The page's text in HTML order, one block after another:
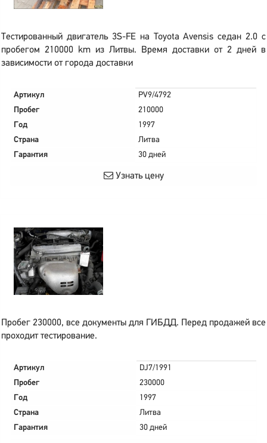
Тестированный двигатель 3S-FE на Toyota Avensis седан 2.0 с
пробегом 210000 km из Литвы. Время доставки от 2 дней в
зависимости от города доставки
Артикул
PV9/4792
Пробег
210000
Год
1997
Страна
Литва
Гарантия
30 дней
Узнать цену
Пробег 230000, все документы для ГИБДД. Перед продажей все
проходит тестирование.
Артикул
DJ7/1991
Пробег
230000
Год
1997
Страна
Литва
Гарантия
30 дней